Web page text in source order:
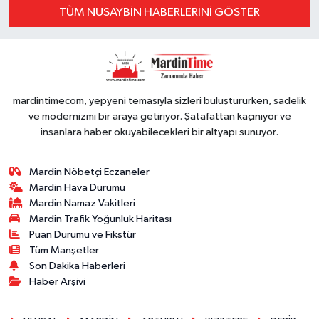
TÜM NUSAYBİN HABERLERINI GÖSTER
mardintimecom, yepyeni temasıyla sizleri buluştururken, sadelik
ve modernizmi bir araya getiriyor. Şatafattan kaçınıyor ve
insanlara haber okuyabilecekleri bir altyapı sunuyor.
Mardin Nöbetçi Eczaneler
Mardin Hava Durumu
Mardin Namaz Vakitleri
Mardin Trafik Yoğunluk Haritası
Puan Durumu ve Fikstür
Tüm Manşetler
Son Dakika Haberleri
Haber Arşivi